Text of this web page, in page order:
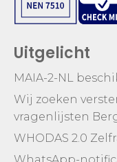
Uitgelicht
MAIA-2-NL
Wij zoeken
vragenlijsten
WHODAS 2.0